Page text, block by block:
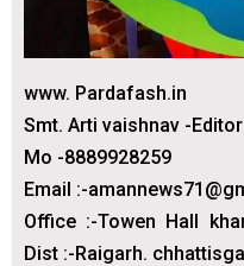
www. Pardafash.in
Smt. Arti vaishnav -
Mo -8889928259
Email :-
Office :-Towen Hall
Dist :-Raigarh.